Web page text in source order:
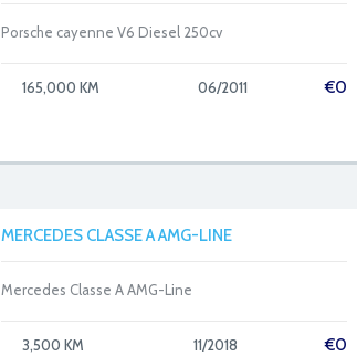
Porsche cayenne V6 Diesel 250cv
€0
165,000 KM 06/2011
MERCEDES CLASSE A AMG-LINE
Mercedes Classe A AMG-Line
€0
3,500 KM 11/2018